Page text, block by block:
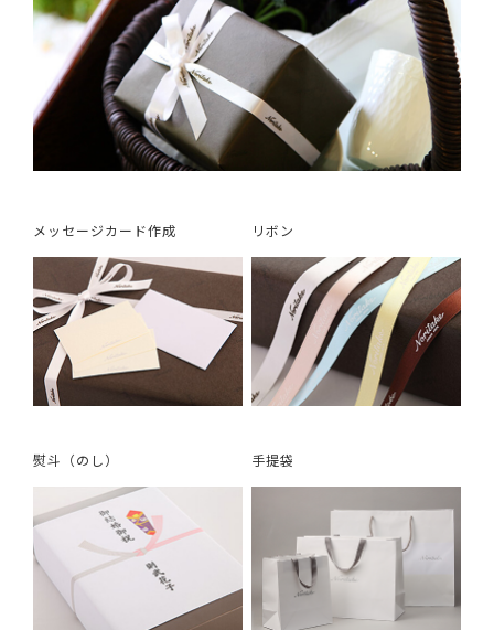
メッセージカード作成 リボン
熨斗（のし） 手提袋